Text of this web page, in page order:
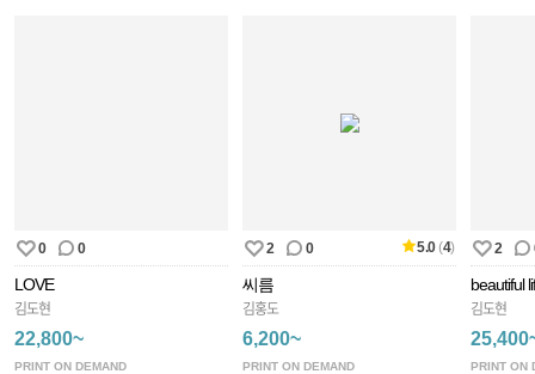
0 0
LOVE
김도현
22,800~
PRINT ON DEMAND
2 0 5.0(4)
씨름
김홍도
6,200~
PRINT ON DEMAND
2
beautiful
김도현
PRINT ON